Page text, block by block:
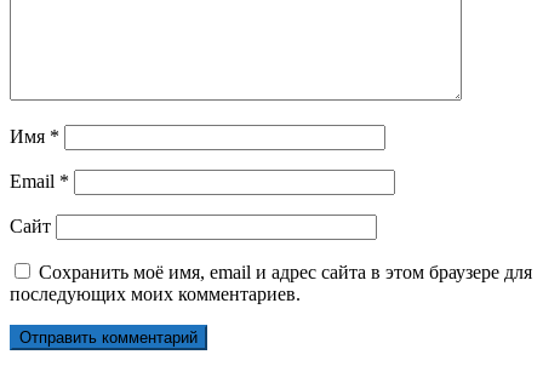
Имя *
Email *
Сайт
Сохранить моё имя, email и адрес сайта в этом браузере для
последующих моих комментариев.